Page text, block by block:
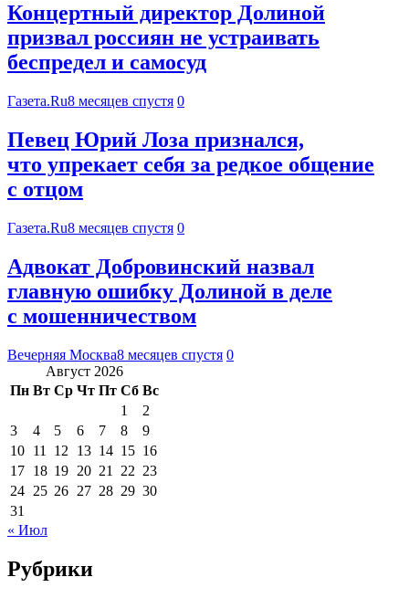
Концертный директор Долиной
призвал россиян не устраивать
беспредел и самосуд
Газета.Ru8 месяцев спустя 0
Певец Юрий Лоза признался,
что упрекает себя за редкое общение
с отцом
Газета.Ru8 месяцев спустя 0
Адвокат Добровинский назвал
главную ошибку Долиной в деле
с мошенничеством
Вечерняя Москва8 месяцев спустя 0
Август 2026
Пн Вт Ср Чт Пт Сб Вс
1
2
3
4 5 6 7 8
9
10 11 12 13 14 15 16
17 18 19 20 21 22 23
24 25 26 27 28 29 30
31
« Июл
Рубрики